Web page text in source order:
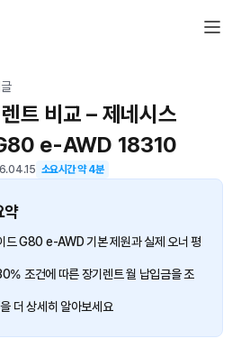
트 비교 – 제네시스
e-AWD 18310
소요시간 약4분
약
드 G80 e-AWD 기본 제원과 실제 오너 평
조건에 따른 장기렌트 월 납입금을 조
더 상세히 알아보세요